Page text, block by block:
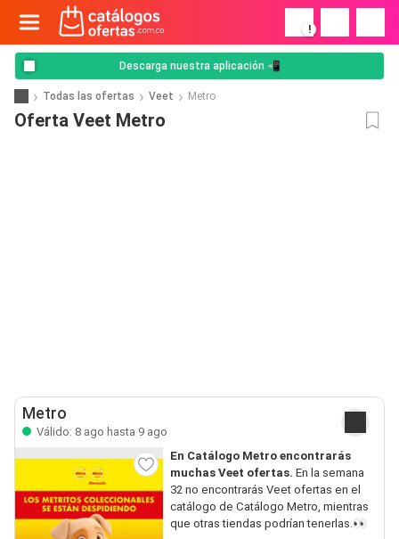
!
Descarga nuestra aplicación 📲
Todas las ofertas Veet Metro
Oferta Veet Metro
Metro
Válido: 8 ago hasta 9 ago
En Catálogo Metro encontrarás
muchas Veet ofertas. En la semana
32 no encontrarás Veet ofertas en el
catálogo de Catálogo Metro, mientras
que otras tiendas podrían tenerlas.👀